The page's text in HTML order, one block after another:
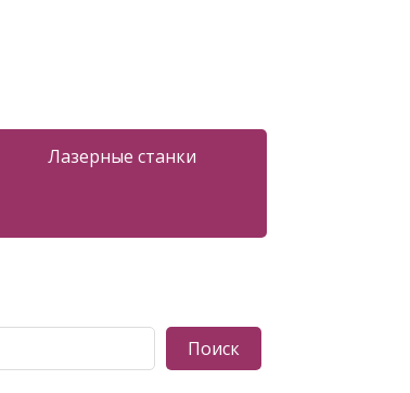
Лазерные станки
Поиск